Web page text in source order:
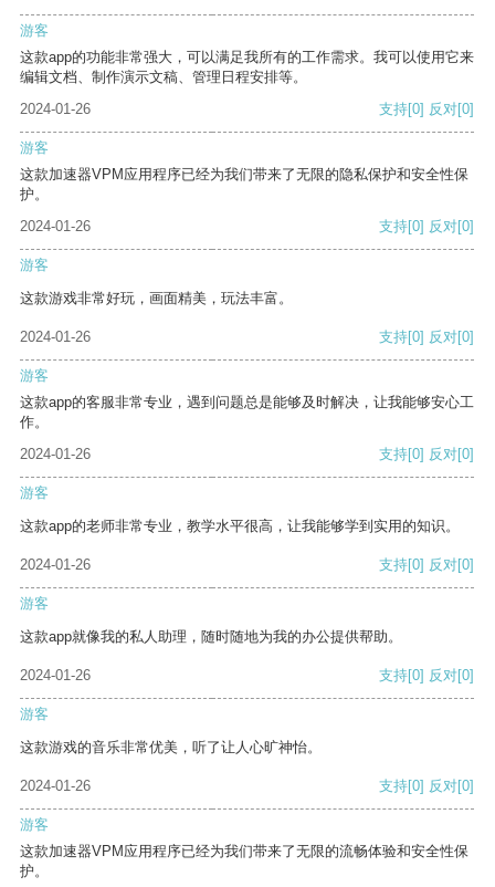
游客
这款app的功能非常强大，可以满足我所有的工作需求。我可以使用它来
编辑文档、制作演示文稿、管理日程安排等。
2024-01-26
支持[0] 反对[0]
游客
这款加速器VPM应用程序已经为我们带来了无限的隐私保护和安全性保
护。
2024-01-26
支持[0] 反对[0]
游客
这款游戏非常好玩，画面精美，玩法丰富。
2024-01-26 支持[0] 反对[0]
游客
这款app的客服非常专业，遇到问题总是能够及时解决，让我能够安心工
作。
2024-01-26
支持[0] 反对[0]
游客
这款app的老师非常专业，教学水平很高，让我能够学到实用的知识。
2024-01-26 支持[0] 反对[0]
游客
这款app就像我的私人助理，随时随地为我的办公提供帮助。
2024-01-26 支持[0] 反对[0]
游客
这款游戏的音乐非常优美，听了让人心旷神怡。
2024-01-26 支持[0] 反对[0]
游客
这款加速器VPM应用程序已经为我们带来了无限的流畅体验和安全性保
护。